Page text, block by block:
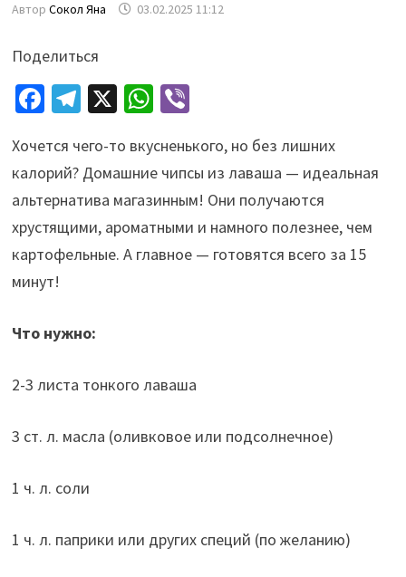
Автор Сокол Яна 03.02.2025 11:12
Поделиться
Fa
b
o
o
k
Te
gr
a
m
X W
at
sA
p
p
Vi
er
Хочется чего-то вкусненького, но без лишних
калорий? Домашние чипсы из лаваша — идеальная
альтернатива магазинным! Они получаются
хрустящими, ароматными и намного полезнее, чем
картофельные. А главное — готовятся всего за 15
минут!
Что нужно:
2-3 листа тонкого лаваша
3 ст. л. масла (оливковое или подсолнечное)
1 ч. л. соли
1 ч. л. паприки или других специй (по желанию)